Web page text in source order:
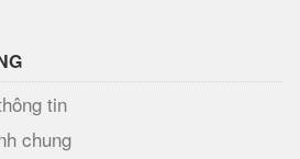
tin
chung